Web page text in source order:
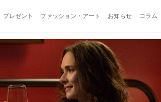
プレゼント ファッション・アート お知らせ コラム